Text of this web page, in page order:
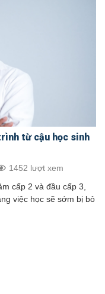
từ cậu học sinh
1452 lượt xem
cấp 2 và đầu cấp 3,
việc học sẽ sớm bị bỏ